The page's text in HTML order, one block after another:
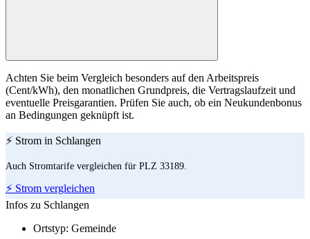
Achten Sie beim Vergleich besonders auf den Arbeitspreis
(Cent/kWh), den monatlichen Grundpreis, die Vertragslaufzeit und
eventuelle Preisgarantien. Prüfen Sie auch, ob ein Neukundenbonus
an Bedingungen geknüpft ist.
⚡ Strom in Schlangen
Auch Stromtarife vergleichen für PLZ 33189.
⚡ Strom vergleichen
Infos zu Schlangen
Ortstyp: Gemeinde